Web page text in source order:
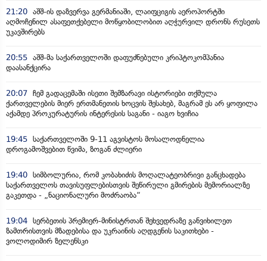
21:20 აშშ-ის დაზვერვა გერმანიაში, ლაიფციგის აეროპორტში
აღმოჩენილ ასაფეთქებელი მოწყობილობით აღჭურვილ დრონს რუსეთს
უკავშირებს
20:55 აშშ-მა საქართველოში დაფუძნებული კრიპტოკომპანია
დაასანქცირა
20:07 ჩემ გადაცემაში ისეთი შემზარავი ისტორიები თქმულა
ქართველების მიერ ერთმანეთის ხოცვის შესახებ, მაგრამ ეს არ ყოფილა
აქამდე პროკურატურის ინტერესის საგანი - იაგო ხვიჩია
19:45 საქართველოში 9-11 აგვისტოს მოსალოდნელია
დროგამოშვებით წვიმა, ზოგან ძლიერი
19:40 სიმბოლურია, რომ კობახიძის მოღალატეობრივი განცხადება
საქართველოს თავისუფლებისთვის შეწირული გმირების მემორიალზე
გაკეთდა - „ნაციონალური მოძრაობა“
19:04 სერბეთის პრემიერ-მინისტრთან შეხვედრაზე განვიხილეთ
ზამთრისთვის მზადებისა და უკრაინის აღდგენის საკითხები -
ვოლოდიმირ ზელენსკი